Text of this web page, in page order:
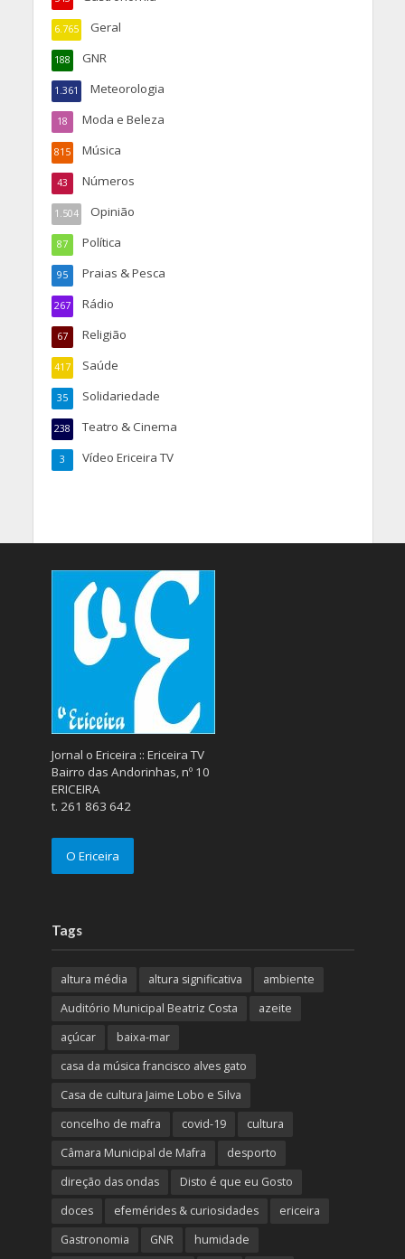
Geral
6.765
GNR
188
Meteorologia
1.361
Moda e Beleza
18
Música
815
Números
43
Opinião
1.504
Política
87
Praias & Pesca
95
Rádio
267
Religião
67
Saúde
417
Solidariedade
35
Teatro & Cinema
238
Vídeo Ericeira TV
3
Jornal o Ericeira :: Ericeira TV
Bairro das Andorinhas, nº 10
ERICEIRA
t. 261 863 642
O Ericeira
Tags
altura média altura significativa
ambiente
Auditório Municipal Beatriz Costa
azeite
açúcar
baixa-mar
casa da música francisco alves gato
Casa de cultura Jaime Lobo e Silva
concelho de mafra
covid-19
cultura
Câmara Municipal de Mafra
desporto
direção das ondas
Disto é que eu Gosto
doces
efemérides & curiosidades
ericeira
Gastronomia
GNR humidade